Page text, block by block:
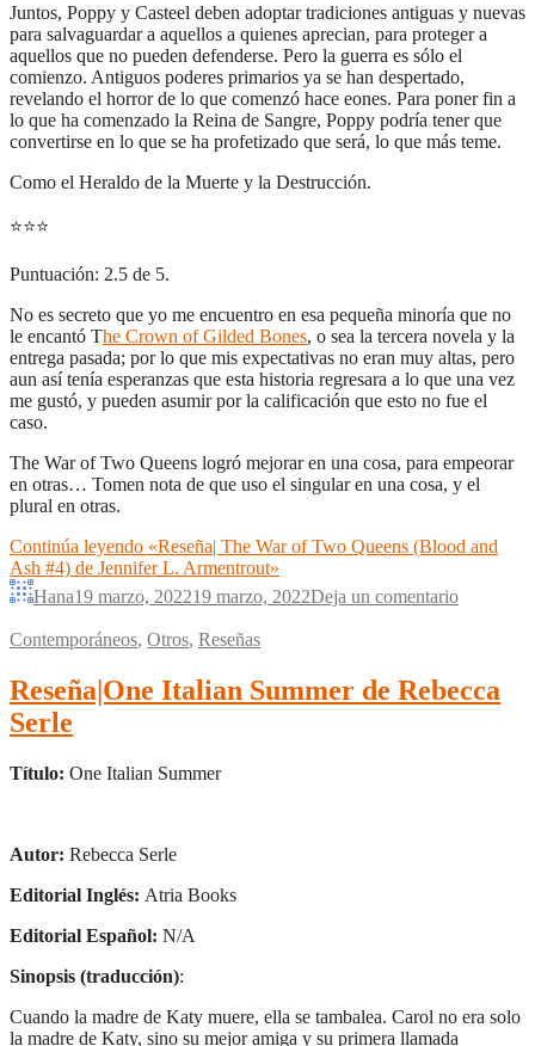
Juntos, Poppy y Casteel deben adoptar tradiciones antiguas y nuevas
para salvaguardar a aquellos a quienes aprecian, para proteger a
aquellos que no pueden defenderse. Pero la guerra es sólo el
comienzo. Antiguos poderes primarios ya se han despertado,
revelando el horror de lo que comenzó hace eones. Para poner fin a
lo que ha comenzado la Reina de Sangre, Poppy podría tener que
convertirse en lo que se ha profetizado que será, lo que más teme.
Como el Heraldo de la Muerte y la Destrucción.
⭐⭐⭐
Puntuación: 2.5 de 5.
No es secreto que yo me encuentro en esa pequeña minoría que no
le encantó The Crown of Gilded Bones, o sea la tercera novela y la
entrega pasada; por lo que mis expectativas no eran muy altas, pero
aun así tenía esperanzas que esta historia regresara a lo que una vez
me gustó, y pueden asumir por la calificación que esto no fue el
caso.
The War of Two Queens logró mejorar en una cosa, para empeorar
en otras… Tomen nota de que uso el singular en una cosa, y el
plural en otras.
Continúa leyendo «Reseña| The War of Two Queens (Blood and
Ash #4) de Jennifer L. Armentrout»
Hana19 marzo, 202219 marzo, 2022Deja un comentario
Contemporáneos, Otros, Reseñas
Reseña|One Italian Summer de Rebecca
Serle
Título: One Italian Summer
Autor: Rebecca Serle
Editorial Inglés: Atria Books
Editorial Español: N/A
Sinopsis (traducción):
Cuando la madre de Katy muere, ella se tambalea. Carol no era solo
la madre de Katy, sino su mejor amiga y su primera llamada